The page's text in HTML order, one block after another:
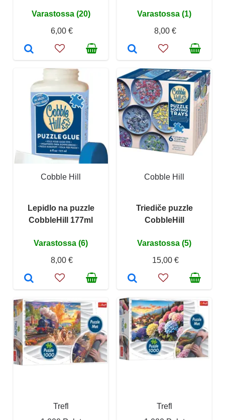
Varastossa (20)
6,00 €
Varastossa (1)
8,00 €
Cobble Hill
Lepidlo na puzzle
CobbleHill 177ml
Varastossa (6)
8,00 €
Cobble Hill
Triediče puzzle
CobbleHill
Varastossa (5)
15,00 €
Trefl
Trefl